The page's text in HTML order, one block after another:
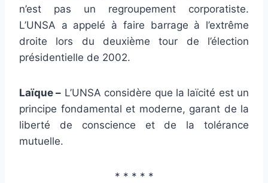
n’est pas un regroupement corporatiste.
L’UNSA a appelé à faire barrage à l’extrême
droite lors du deuxième tour de l’élection
présidentielle de 2002.
Laïque – L’UNSA considère que la laïcité est un
principe fondamental et moderne, garant de la
liberté de conscience et de la tolérance
mutuelle.
* * * * *